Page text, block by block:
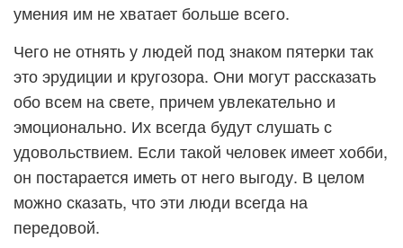
умения им не хватает больше всего.
Чего не отнять у людей под знаком пятерки так
это эрудиции и кругозора. Они могут рассказать
обо всем на свете, причем увлекательно и
эмоционально. Их всегда будут слушать с
удовольствием. Если такой человек имеет хобби,
он постарается иметь от него выгоду. В целом
можно сказать, что эти люди всегда на
передовой.